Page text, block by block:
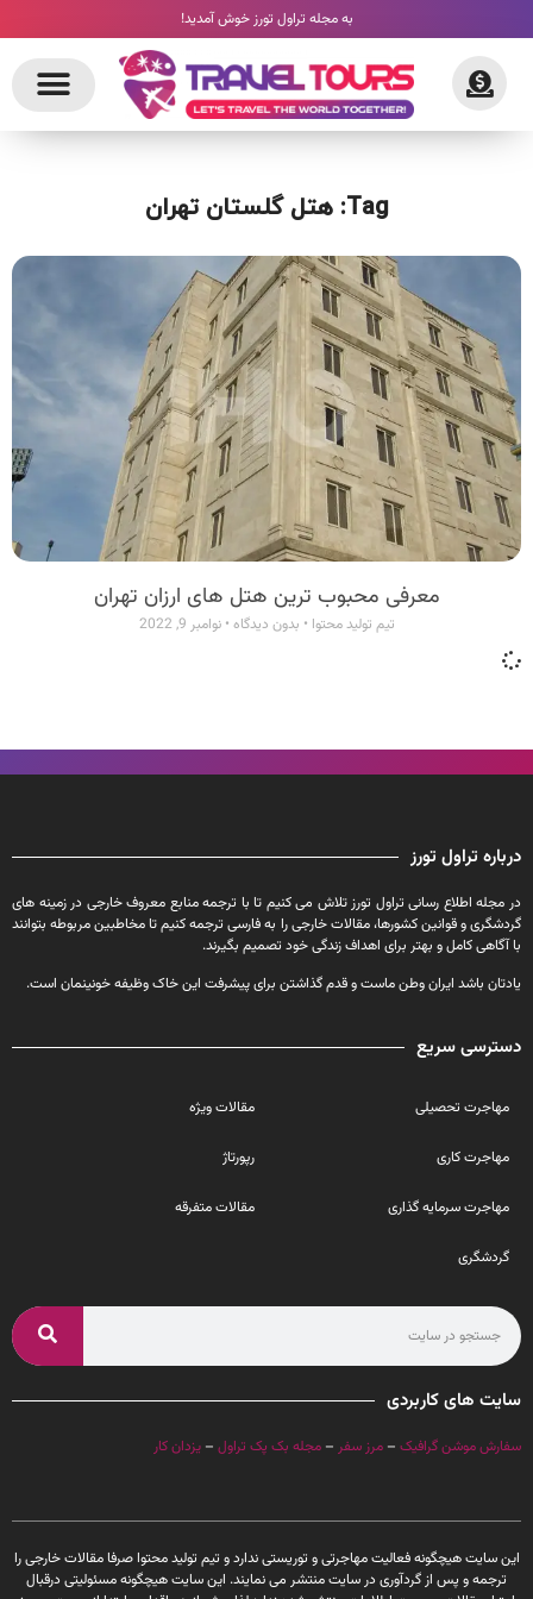
به مجله تراول تورز خوش آمدید!
Tag: هتل گلستان تهران
معرفی محبوب ترین هتل های ارزان تهران
تیم تولید محتوا بدون دیدگاه نوامبر 9, 2022
درباره تراول تورز
در مجله اطلاع رسانی تراول تورز تلاش می کنیم تا با ترجمه منابع معروف خارجی در زمینه های
گردشگری و قوانین کشورها، مقالات خارجی را به فارسی ترجمه کنیم تا مخاطبین مربوطه بتوانند
با آگاهی کامل و بهتر برای اهداف زندگی خود تصمیم بگیرند.
یادتان باشد ایران وطن ماست و قدم گذاشتن برای پیشرفت این خاک وظیفه خونینمان است.
دسترسی سریع
مهاجرت تحصیلی
مهاجرت کاری
مهاجرت سرمایه گذاری
گردشگری
مقالات ویژه
رپورتاژ
مقالات متفرقه
سایت های کاربردی
سفارش موشن گرافیک – مرز سفر – مجله بک پک تراول – یزدان کار
این سایت هیچگونه فعالیت مهاجرتی و توریستی ندارد و تیم تولید محتوا صرفا مقالات خارجی را
ترجمه و پس از گردآوری در سایت منتشر می نمایند. این سایت هیچگونه مسئولیتی درقبال